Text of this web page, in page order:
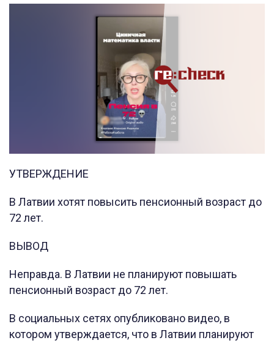
УТВЕРЖДЕНИЕ
В Латвии хотят повысить пенсионный возраст до
72 лет.
ВЫВОД
Неправда. В Латвии не планируют повышать
пенсионный возраст до 72 лет.
В социальных сетях опубликовано видео, в
котором утверждается, что в Латвии планируют